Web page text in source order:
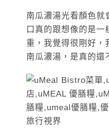
南瓜濃湯光看顏色就
口真的跟想像的是一
重，我覺得很剛好，
南瓜濃湯，是真的還